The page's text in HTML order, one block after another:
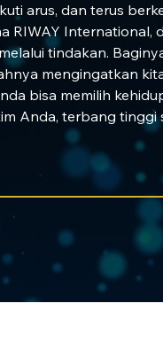
arus, dan terus
RIWAY International,
tindakan.
mengingatkan
bisa memilih
Anda, terbang tinggi